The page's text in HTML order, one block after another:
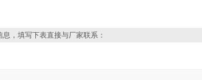
，填写下表直接与厂家联系：